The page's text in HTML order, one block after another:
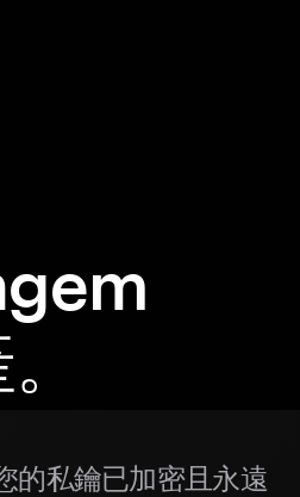
的私鑰已加密且永遠